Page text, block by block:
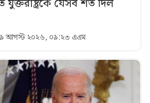
যেসব শর্ত দিল
আগস্ট ২০২৬, ০৯:২৩ এএম